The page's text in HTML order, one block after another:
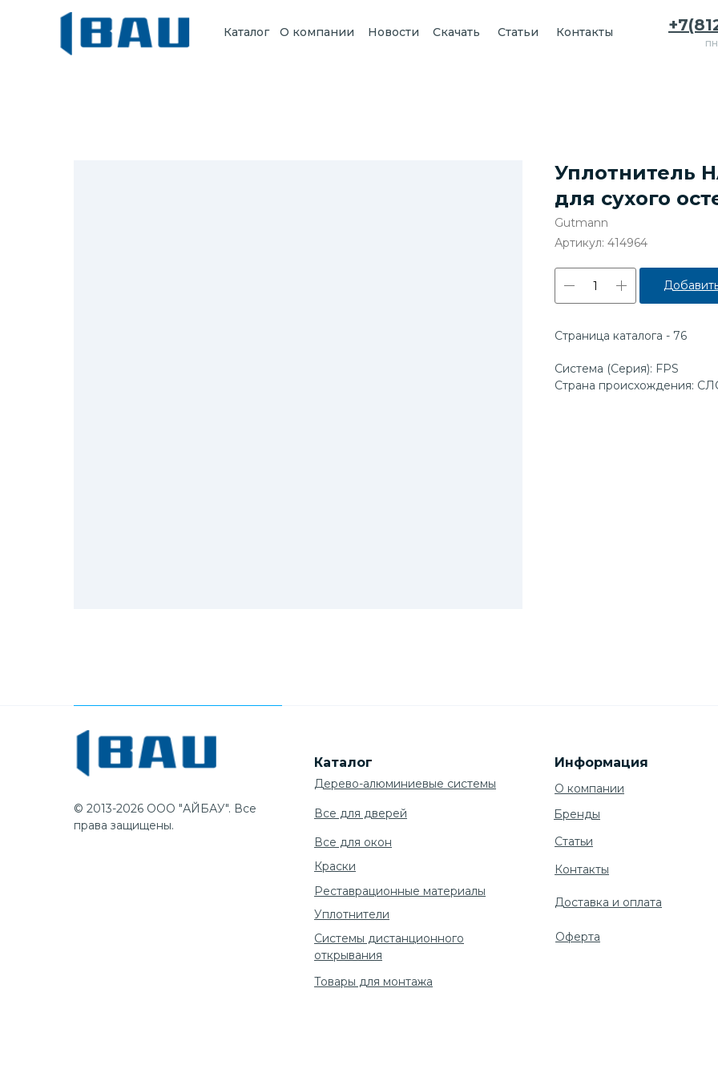
Каталог О компании Новости Статьи Контакты
Скачать
Уплотнитель
для сухого
Gutmann
Артикул: 414964
Страница каталога - 76
Система (Серия): FPS
Страна происхождения:
Каталог Информация
Дерево-алюминиевые системы
Все для дверей
Все для окон
Товары для монтажа
Реставрационные материалы
Уплотнители
© 2013-2026 ООО "АЙБАУ". Все
права защищены.
О компании
Cтатьи
Контакты
Доставка и оплата
Оферта
Системы дистанционного
открывания
Краски
Бренды